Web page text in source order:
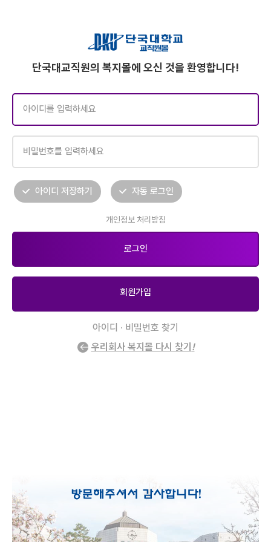
단국대교직원의 복지몰에 오신 것을 환영합니다!
아이디 저장하기 자동 로그인
개인정보 처리방침
회원가입
아이디 · 비밀번호 찾기
우리회사 복지몰 다시 찾기 !